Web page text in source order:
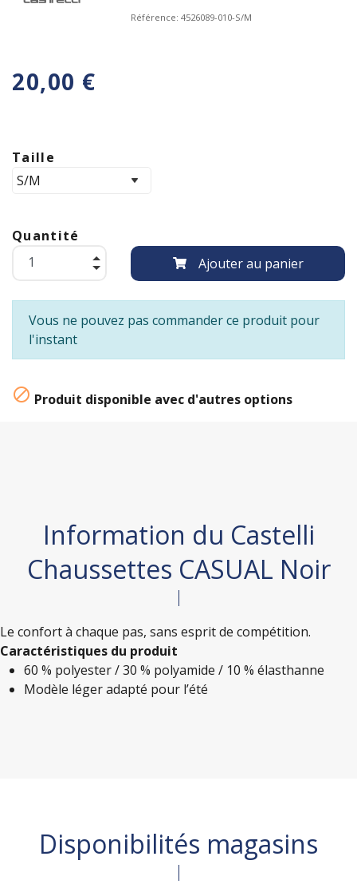
Référence:4526089-010-S/M
20,00 €
Taille
Quantité
Ajouter au panier
Vous ne pouvez pas commander ce produit pour
l'instant
 Produit disponible avec d'autres options
Information du Castelli
Chaussettes CASUAL Noir
Le confort à chaque pas, sans esprit de compétition.
Caractéristiques du produit
60 % polyester / 30 % polyamide / 10 % élasthanne
Modèle léger adapté pour l’été
Disponibilités magasins